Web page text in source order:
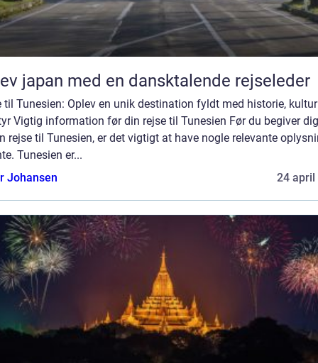
japan med en dansktalende rejseleder
til Tunesien: Oplev en unik destination fyldt med historie,
Vigtig information før din rejse til Tunesien Før du begiver
rejse til Tunesien, er det vigtigt at have nogle relevante
Tunesien er...
Johansen
24 april